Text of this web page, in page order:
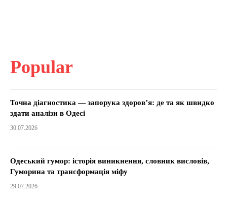
Popular
Точна діагностика — запорука здоров’я: де та як швидко
здати аналізи в Одесі
30.07.2026
Одеський гумор: історія виникнення, словник висловів,
Гуморина та трансформація міфу
29.07.2026